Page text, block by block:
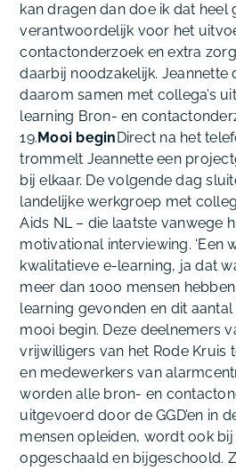
kan dragen dan doe ik dat heel
verantwoordelijk voor het
contactonderzoek en extra
daarbij noodzakelijk. Jeannette
daarom samen met collega’s
learning Bron- en
19.Mooi beginDirect na het
trommelt Jeannette een
bij elkaar. De volgende dag
landelijke werkgroep met
Aids NL – die laatste vanwege
motivational interviewing. ‘Een
kwalitatieve e-learning, ja dat
meer dan 1000 mensen
learning gevonden en dit
mooi begin. Deze deelnemers
vrijwilligers van het Rode Kruis
en medewerkers van
worden alle bron- en
uitgevoerd door de GGD’en in
mensen opleiden, wordt ook bij
opgeschaald en bijgeschoold.